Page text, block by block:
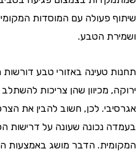
פעולה עם המוסדות המקומיים
הטבע.
טעינה באזורי טבע דורשות
מכיוון שהן צריכות להשתלב עם
לכן, חשוב להבין את הצרכים
נכונה שעונה על דרישות הכוח
הדבר מושג באמצעות